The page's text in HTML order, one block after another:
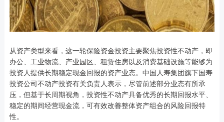
从资产类型来看，这一轮保险资金投资主要聚焦投资性不动产，即
办公、工业物流、产业园区、租赁住房以及消费基础设施等能够为
投资人提供长期稳定现金回报的资产业态。中国人寿集团旗下国寿
投资公司不动产投资有关负责人表示，尽管前述部分业态有所承
压，但基于长周期视角，投资性不动产具备优秀的长期回报水平、
稳定的期间经营现金流，可有效改善整体资产组合的风险回报特
性。